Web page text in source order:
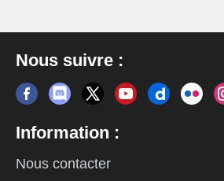
Nous suivre :
Information :
Nous contacter